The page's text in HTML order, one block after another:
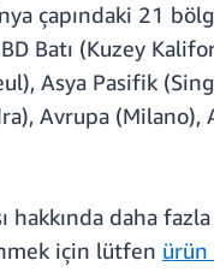
çapındaki 21
Batı (Kuzey
Asya Pasifik
Avrupa (Milano),
hakkında daha
için lütfen ürün